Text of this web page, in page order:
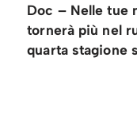
Doc – Nelle tue
tornerà più nel
quarta stagione